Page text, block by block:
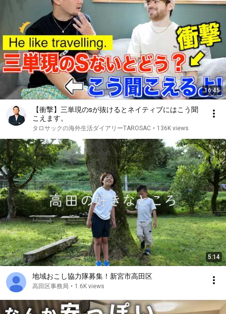
16:45
【衝撃】三単現のsが抜けるとネイティブにはこう聞
こえます。
タロサックの海外生活ダイアリーTAROSAC • 136K views
5:14
地域おこし協力隊募集！新宮市高田区
高田区事務局 • 1.6K views